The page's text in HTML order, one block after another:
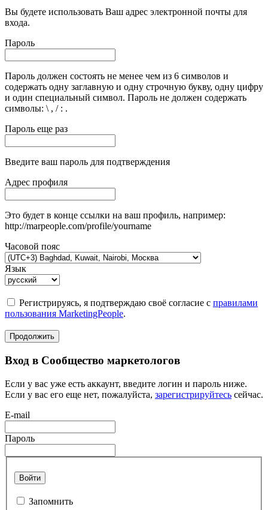
Вы будете использовать Ваш адрес электронной почты для
входа.
Пароль
Пароль должен состоять не менее чем из 6 символов и
содержать одну заглавную и одну строчную букву, одну цифру
и один специальный символ. Пароль не должен содержать
символы: \ , / : .
Пароль еще раз
Введите ваш пароль для подтверждения
Адрес профиля
Это будет в конце ссылки на ваш профиль, например:
http://marpeople.com/profile/yourname
Часовой пояс
Язык
Регистрируясь, я подтверждаю своё согласие с правилами
пользования MarketingPeople.
Продолжить
Вход в Сообщество маркетологов
Если у вас уже есть аккаунт, введите логин и пароль ниже.
Если у вас его еще нет, пожалуйста, зарегистрируйтесь сейчас.
E-mail
Пароль
Войти
Запомнить